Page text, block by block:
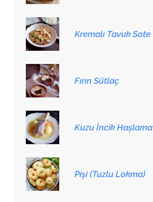
Kremalı Tavuk Sote
Fırın Sütlaç
Kuzu İncik Haşlama
Pişi (Tuzlu Lokma)